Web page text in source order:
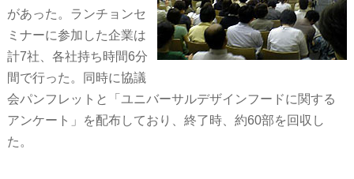
があった。ランチョンセ
ミナーに参加した企業は
計7社、各社持ち時間6分
間で行った。同時に協議
会パンフレットと「ユニバーサルデザインフードに関する
アンケート」を配布しており、終了時、約60部を回収し
た。